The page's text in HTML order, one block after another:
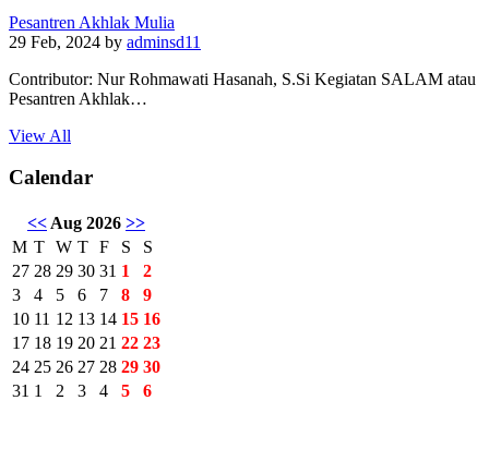
Pesantren Akhlak Mulia
29 Feb, 2024 by adminsd11
Contributor: Nur Rohmawati Hasanah, S.Si Kegiatan SALAM atau
Pesantren Akhlak…
View All
Calendar
<< Aug 2026 >>
M T W T F S
S
27 28 29 30 31 1
2
3
4 5 6 7 8
9
10 11 12 13 14 15 16
17 18 19 20 21 22 23
24 25 26 27 28 29 30
31 1 2 3 4 5 6